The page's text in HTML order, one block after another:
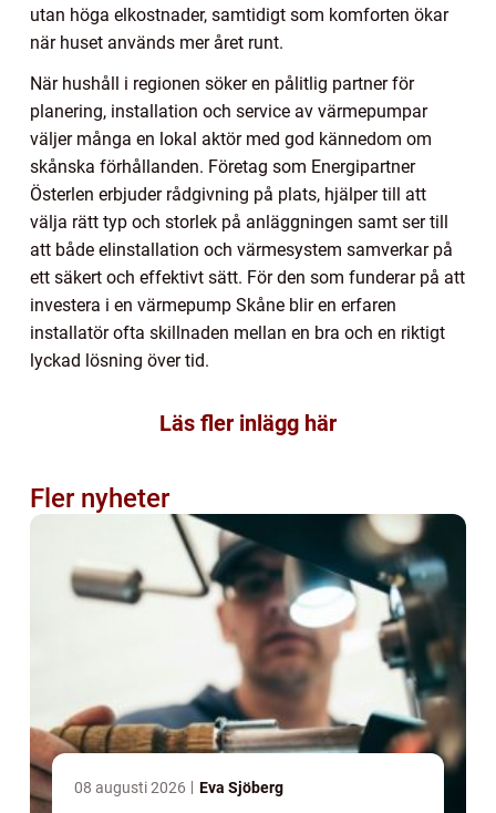
utan höga elkostnader, samtidigt som komforten ökar
när huset används mer året runt.
När hushåll i regionen söker en pålitlig partner för
planering, installation och service av värmepumpar
väljer många en lokal aktör med god kännedom om
skånska förhållanden. Företag som Energipartner
Österlen erbjuder rådgivning på plats, hjälper till att
välja rätt typ och storlek på anläggningen samt ser till
att både elinstallation och värmesystem samverkar på
ett säkert och effektivt sätt. För den som funderar på att
investera i en värmepump Skåne blir en erfaren
installatör ofta skillnaden mellan en bra och en riktigt
lyckad lösning över tid.
Läs fler inlägg här
Fler nyheter
08 augusti 2026 Eva Sjöberg